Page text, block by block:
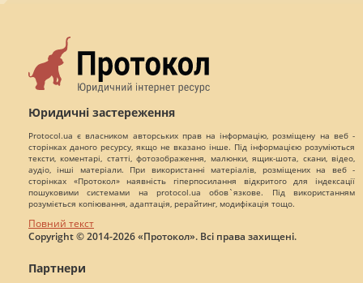
Юридичні застереження
Protocol.ua є власником авторських прав на інформацію, розміщену на веб -
сторінках даного ресурсу, якщо не вказано інше. Під інформацією розуміються
тексти, коментарі, статті, фотозображення, малюнки, ящик-шота, скани, відео,
аудіо, інші матеріали. При використанні матеріалів, розміщених на веб -
сторінках «Протокол» наявність гіперпосилання відкритого для індексації
пошуковими системами на protocol.ua обов`язкове. Під використанням
розуміється копіювання, адаптація, рерайтинг, модифікація тощо.
Повний текст
Copyright © 2014-2026 «Протокол». Всі права захищені.
Партнери